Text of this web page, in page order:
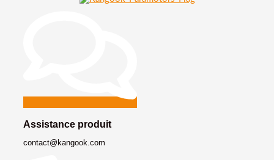
Assistance produit
contact@kangook.com